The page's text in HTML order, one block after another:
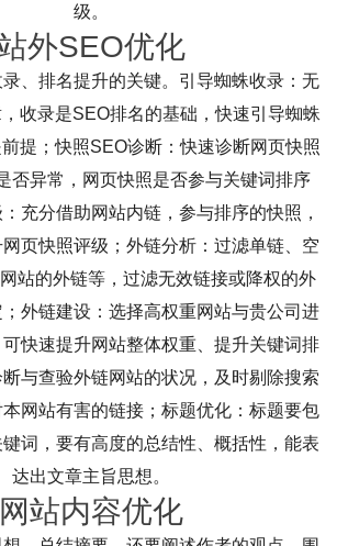
级。
外SEO优化
、排名提升的关键。引导蜘蛛收录：无
收录是SEO排名的基础，快速引导蜘蛛
提；快照SEO诊断：快速诊断网页快照
否异常，网页快照是否参与关键词排序
充分借助网站内链，参与排序的快照，
页快照评级；外链分析：过滤单链、空
站的外链等，过滤无效链接或降权的外
外链建设：选择高权重网站与贵公司进
快速提升网站整体权重、提升关键词排
与查验外链网站的状况，及时剔除搜索
网站有害的链接；标题优化：标题要包
词，要有高度的总结性、概括性，能表
达出文章主旨思想。
网站内容优化